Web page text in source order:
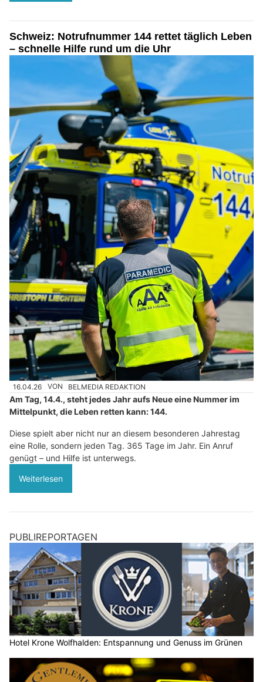
Schweiz: Notrufnummer 144 rettet täglich Leben
– schnelle Hilfe rund um die Uhr
16.04.26 VON BELMEDIA REDAKTION
Am Tag, 14.4., steht jedes Jahr aufs Neue eine Nummer im
Mittelpunkt, die Leben retten kann: 144.
Diese spielt aber nicht nur an diesem besonderen Jahrestag
eine Rolle, sondern jeden Tag. 365 Tage im Jahr. Ein Anruf
genügt – und Hilfe ist unterwegs.
Weiterlesen
PUBLIREPORTAGEN
Hotel Krone Wolfhalden: Entspannung und Genuss im Grünen